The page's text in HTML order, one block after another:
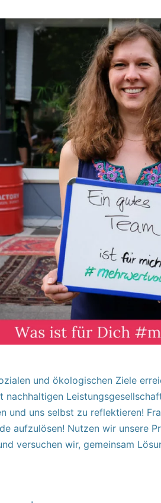
und ökologischen Ziele
und uns selbst zu reflektieren!
aufzulösen! Nutzen wir unsere
versuchen wir, gemeinsam